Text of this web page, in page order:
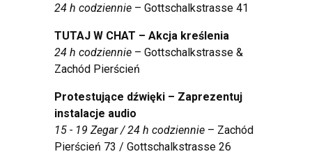
24 h codziennie – Gottschalkstrasse 41
TUTAJ W CHAT – Akcja kreślenia
24 h codziennie – Gottschalkstrasse &
Zachód Pierścień
Protestujące dźwięki – Zaprezentuj
instalacje audio
15 - 19 Zegar / 24 h codziennie – Zachód
Pierścień 73 / Gottschalkstrasse 26